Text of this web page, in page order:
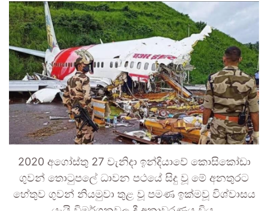
2020 අගෝස්තු 27 වැනිදා ඉන්දියාවේ කොසිකෝඩා
ගුවන් තොටුපලේ ධාවන පථයේ සිදු වූ මේ අනතුරට
හේතුව ගුවන් නියමුවා තුළ වූ පමණ ඉක්මවූ විශ්වාසය